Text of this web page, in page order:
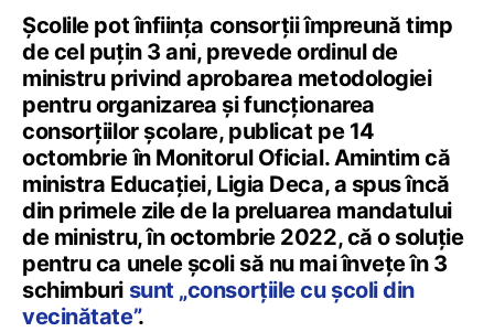
Școlile pot înființa consorții împreună timp
de cel puțin 3 ani, prevede ordinul de
ministru privind aprobarea metodologiei
pentru organizarea și funcționarea
consorțiilor școlare, publicat pe 14
octombrie în Monitorul Oficial. Amintim că
ministra Educației, Ligia Deca, a spus încă
din primele zile de la preluarea mandatului
de ministru, în octombrie 2022, că o soluție
pentru ca unele școli să nu mai învețe în 3
schimburi sunt „consorțiile cu școli din
vecinătate”.